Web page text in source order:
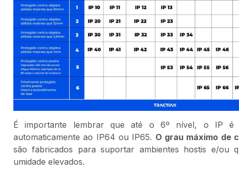
É importante lembrar que até o 6º nível, o IP é
automaticamente ao IP64 ou IP65. O grau máximo de
são fabricados para suportar ambientes hostis e/ou
umidade elevados.